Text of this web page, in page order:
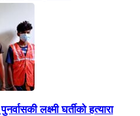
लक्ष्मी घर्तीको हत्यारा